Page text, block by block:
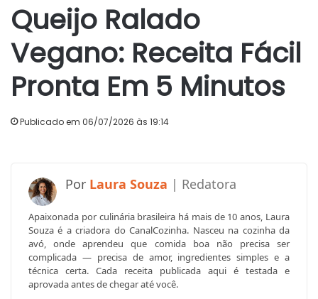
Queijo Ralado
Vegano: Receita Fácil
Pronta Em 5 Minutos
Publicado em 06/07/2026 às 19:14
Laura Souza
Apaixonada por culinária brasileira há mais de 10 anos, Laura
Souza é a criadora do CanalCozinha. Nasceu na cozinha da
avó, onde aprendeu que comida boa não precisa ser
complicada — precisa de amor, ingredientes simples e a
técnica certa. Cada receita publicada aqui é testada e
aprovada antes de chegar até você.